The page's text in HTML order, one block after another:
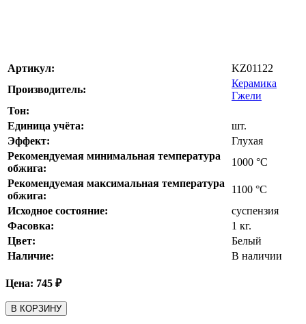
Артикул:
KZ01122
Производитель:
Керамика
Гжели
Тон:
Единица учёта:
шт.
Эффект:
Глухая
Рекомендуемая минимальная температура
обжига:
1000 °С
Рекомендуемая максимальная температура
обжига:
1100 °С
Исходное состояние:
суспензия
Фасовка:
1 кг.
Цвет:
Белый
Наличие:
В наличии
Цена: 745 ₽
В КОРЗИНУ